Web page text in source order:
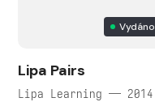
Vydáno
Lipa Pairs
Lipa Learning — 2014